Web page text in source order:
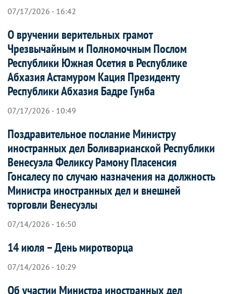
07/17/2026 - 16:42
О вручении верительных грамот
Чрезвычайным и Полномочным Послом
Республики Южная Осетия в Республике
Абхазия Астамуром Кация Президенту
Республики Абхазия Бадре Гунба
07/17/2026 - 10:49
Поздравительное послание Министру
иностранных дел Боливарианской Республики
Венесуэла Феликсу Рамону Пласенсия
Гонсалесу по случаю назначения на должность
Министра иностранных дел и внешней
торговли Венесуэлы
07/14/2026 - 16:50
14 июля – День миротворца
07/14/2026 - 10:29
Об участии Министра иностранных дел